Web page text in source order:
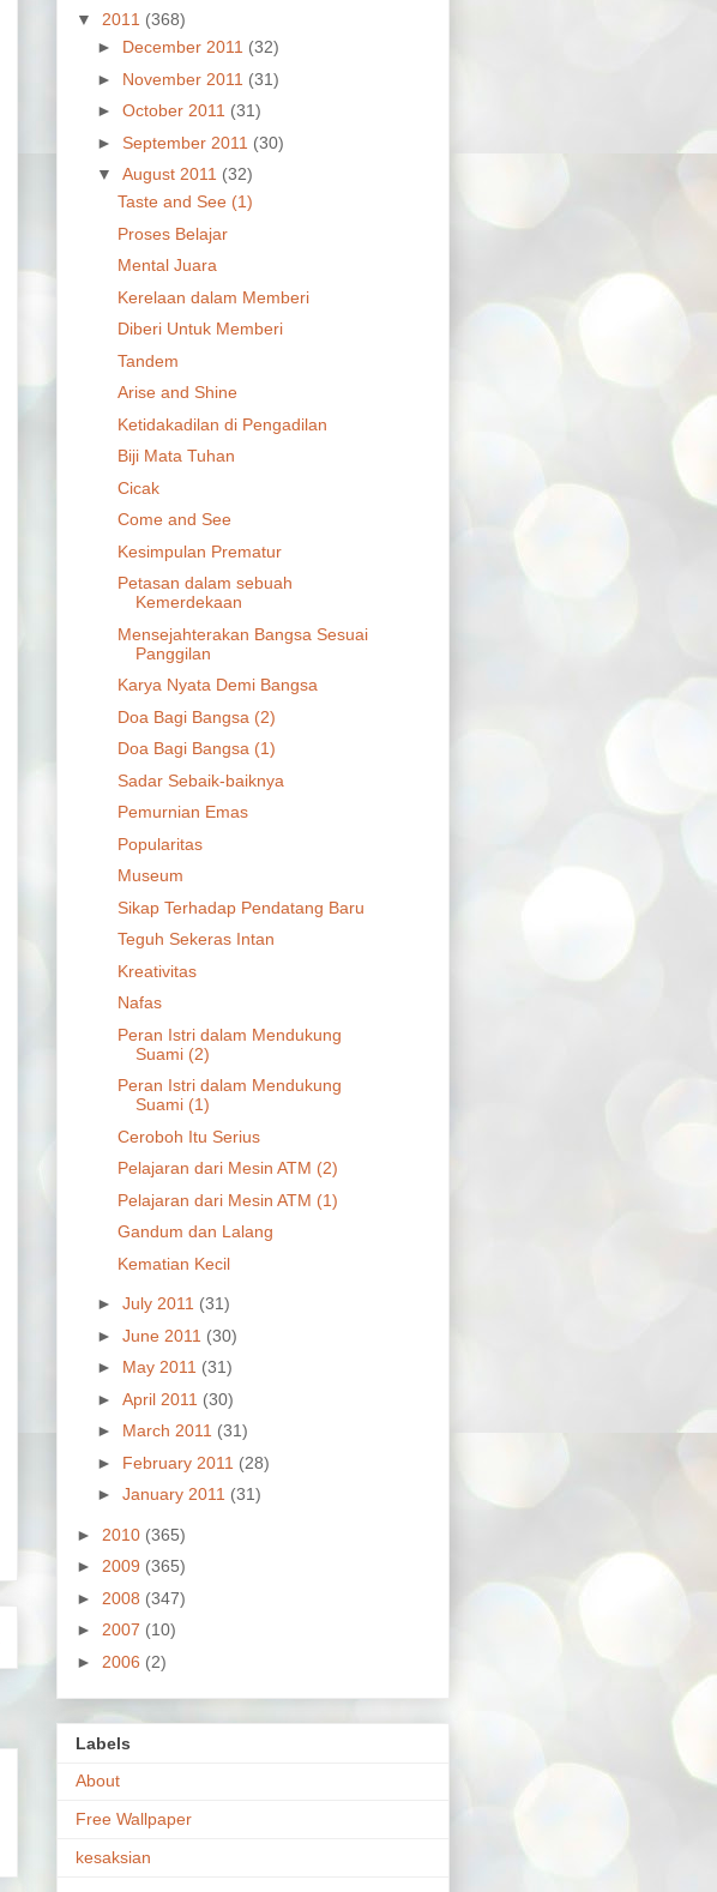
▼ 2011 (368)
► December 2011 (32)
► November 2011 (31)
► October 2011 (31)
► September 2011 (30)
▼ August 2011 (32)
Taste and See (1)
Proses Belajar
Mental Juara
Kerelaan dalam Memberi
Diberi Untuk Memberi
Tandem
Arise and Shine
Ketidakadilan di Pengadilan
Biji Mata Tuhan
Cicak
Come and See
Kesimpulan Prematur
Petasan dalam sebuah
Kemerdekaan
Mensejahterakan Bangsa Sesuai
Panggilan
Karya Nyata Demi Bangsa
Doa Bagi Bangsa (2)
Doa Bagi Bangsa (1)
Sadar Sebaik-baiknya
Pemurnian Emas
Popularitas
Museum
Sikap Terhadap Pendatang Baru
Teguh Sekeras Intan
Kreativitas
Nafas
Peran Istri dalam Mendukung
Suami (2)
Peran Istri dalam Mendukung
Suami (1)
Ceroboh Itu Serius
Pelajaran dari Mesin ATM (2)
Pelajaran dari Mesin ATM (1)
Gandum dan Lalang
Kematian Kecil
► July 2011 (31)
► June 2011 (30)
► May 2011 (31)
► April 2011 (30)
► March 2011 (31)
► February 2011 (28)
► January 2011 (31)
► 2010 (365)
► 2009 (365)
► 2008 (347)
► 2007 (10)
► 2006 (2)
Labels
About
Free Wallpaper
kesaksian